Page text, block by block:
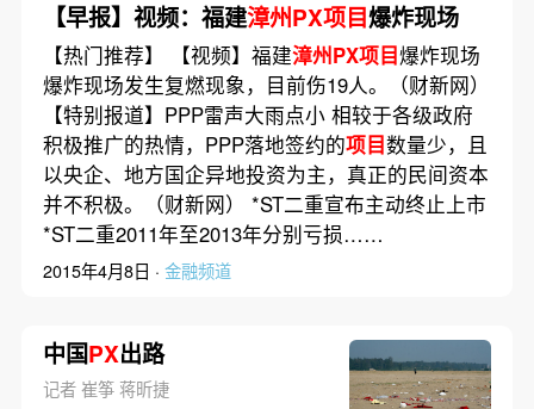
【早报】视频：福建漳州PX项目爆炸现场
【热门推荐】 【视频】福建漳州PX项目爆炸现场
爆炸现场发生复燃现象，目前伤19人。（财新网）
【特别报道】PPP雷声大雨点小 相较于各级政府
积极推广的热情，PPP落地签约的项目数量少，且
以央企、地方国企异地投资为主，真正的民间资本
并不积极。（财新网） *ST二重宣布主动终止上市
*ST二重2011年至2013年分别亏损……
2015年4月8日 · 金融频道
中国PX出路
记者 崔筝 蒋昕捷